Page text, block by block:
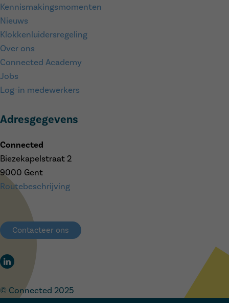
Contacteer ons
© Connected 2025
Kennismakingsmomenten
Nieuws
Klokkenluidersregeling
Over ons
Connected Academy
Jobs
Log-in medewerkers
Adresgegevens
Connected
Biezekapelstraat 2
9000 Gent
Routebeschrijving